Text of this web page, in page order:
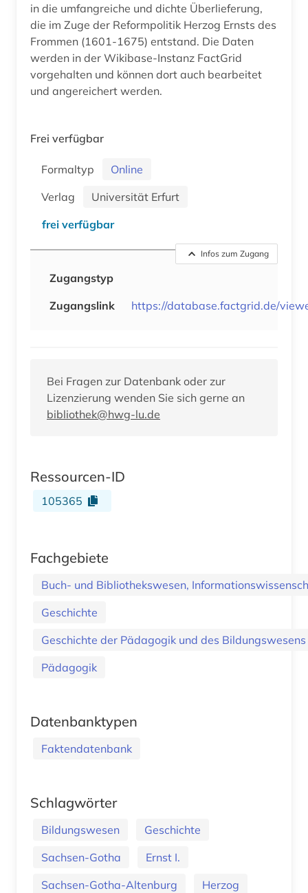
in die umfangreiche und dichte Überlieferung,
die im Zuge der Reformpolitik Herzog Ernsts des
Frommen (1601-1675) entstand. Die Daten
werden in der Wikibase-Instanz FactGrid
vorgehalten und können dort auch bearbeitet
und angereichert werden.
Frei verfügbar
Formaltyp
Online
Verlag
Universität Erfurt
frei verfügbar
Infos zum Zugang
Zugangstyp
Zugangslink
https://database.factgrid.de/
Bei Fragen zur Datenbank oder zur
Lizenzierung wenden Sie sich gerne an
bibliothek@hwg-lu.de
Ressourcen-ID
105365
Fachgebiete
Buch- und Bibliothekswesen,
Geschichte
Geschichte der Pädagogik und des Bildungswesens
Pädagogik
Datenbanktypen
Faktendatenbank
Schlagwörter
Bildungswesen
Geschichte
Sachsen-Gotha
Ernst I.
Sachsen-Gotha-Altenburg
Herzog